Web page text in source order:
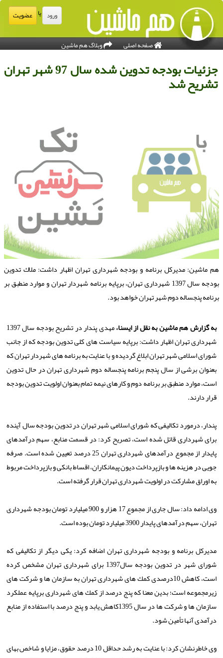
ورود عضویت
صفحه اصلی وبلاگ هم ماشین
جزئیات بودجه تدوین شده سال 97 شهر تهران
تشریح شد
ماشین: مدیركل برنامه و بودجه شهرداری تهران اظهار داشت: ملاك تدوین
بودجه سال 1397 شهرداری تهران، برپایه برنامه شهردار تهران و موارد منطبق بر
پنجساله دوم شهر تهران خواهد بود.
به گزارش هم ماشین به نقل از ایسنا،
مهدی پندار در تشریح بودجه سال 1397
شهرداری تهران اظهار داشت: برپایه سیاست های كلی تدوین بودجه كه از جانب
شورای اسلامی شهر تهران ابلاغ گردیده و با عنایت به برنامه های شهردار تهران كه
بعنوان برشی از سال پنجم برنامه پنجساله دوم شهرداری تهران در حال تدوین
است، موارد منطبق بر برنامه دوم و كارهای نیمه تمام بعنوان اولویت تدوین بودجه
قرار دارند.
پندار، درمورد تكالیفی كه شورای اسلامی شهر تهران در تدوین بودجه سال آینده
برای شهرداری قائل شده است، تصریح كرد: در قسمت منابع، سهم درآمدهای
پایدار از مجموع درآمدهای شهرداری تهران 25 درصد تعیین شده است. صرفه
جویی در هزینه ها و بازپرداخت دیون پیمانكاران، اقساط بانكی و بازپرداخت مربوط
به اوراق مشاركت در اولویت شهرداری تهران قرار گرفته است.
وی ادامه داد: سال جاری از مجموع 17 هزار و 900 میلیارد تومان بودجه شهرداری
تهران، سهم درآمدهای پایدار 3900 میلیارد تومان بوده است.
مدیركل برنامه و بودجه شهرداری تهران اضافه كرد: یكی دیگر از تكالیفی كه
شورای شهر در تدوین بودجه سال1397 برای شهرداری تهران مشخص كرده
است، كاهش 10درصدی كمك های شهرداری تهران به سازمان ها و شركت های
زیرمجموعه است؛ بدین معنا كه پنج درصد از كمك های شهرداری برپایه عملكرد
سازمان ها و شركت ها در سال 1395كاهش یابد و پنج درصد با استفاده از منابع
درآمدی آنها تأمین شود.
وی خاطرنشان كرد: با عنایت به رشد حداقل 10 درصد حقوق، مزایا و شاخص بهای